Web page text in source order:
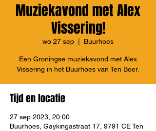
Muziekavond met Alex
Vissering!
wo 27 sep Buurhoes
Een Groningse muziekavond met Alex
Vissering in het Buurhoes van Ten Boer.
Tijd en locatie
27 sep 2023, 20:00
Buurhoes, Gaykingastraat 17, 9791 CE Ten